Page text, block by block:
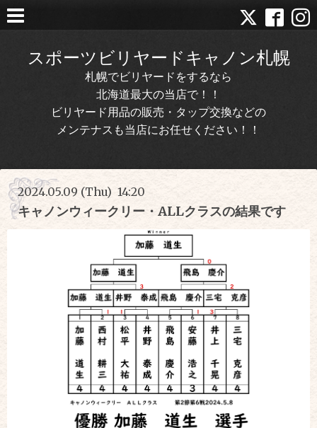
スポーツビリヤードキャノン札幌
札幌でビリヤードをするなら
北海道最大の当店で！！
ビリヤード用品の販売・タップ交換などの
メンテナスも当店にお任せください！！
2024.05.09 (Thu) 14:20
キャノンウィークリー・ALLクラスの結果です